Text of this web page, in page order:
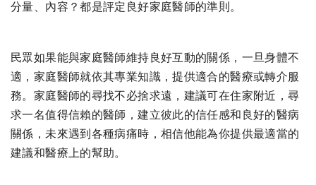
分量、內容？都是評定良好家庭醫師的準則。
民眾如果能與家庭醫師維持良好互動的關係，一旦身體不
適，家庭醫師就依其專業知識，提供適合的醫療或轉介服
務。家庭醫師的尋找不必捨求遠，建議可在住家附近，尋
求一名值得信賴的醫師，建立彼此的信任感和良好的醫病
關係，未來遇到各種病痛時，相信他能為你提供最適當的
建議和醫療上的幫助。